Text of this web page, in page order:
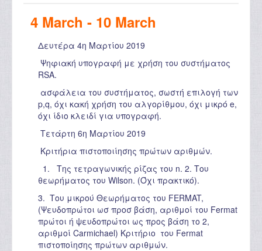
4 March - 10 March
Δευτέρα 4η Μαρτίου 2019
Ψηφιακή υπογραφή με χρήση του συστήματος
RSA.
ασφάλεια του συστήματος, σωστή επιλογή των
p,q, όχι κακή χρήση του αλγορίθμου, όχι μικρό e,
όχι ίδιο κλειδί για υπογραφή.
Τετάρτη 6η Μαρτίου 2019
Κριτήρια πιστοποιίησης πρώτων αριθμών.
1. Της τετραγωνικής ρίζας του n. 2. Του
θεωρήματος του Wilson. (Όχι πρακτικό).
3. Του μικρού Θεωρήματος του FERMAT,
(Ψευδοπρώτοι ωσ προσ βάση, αριθμοί του Fermat
πρώτοι ή ψευδοπρώτοι ως προς βάση το 2,
αριθμοί Carmichael) Κριτήριο του Fermat
πιστοποίησης πρώτων αριθμών.